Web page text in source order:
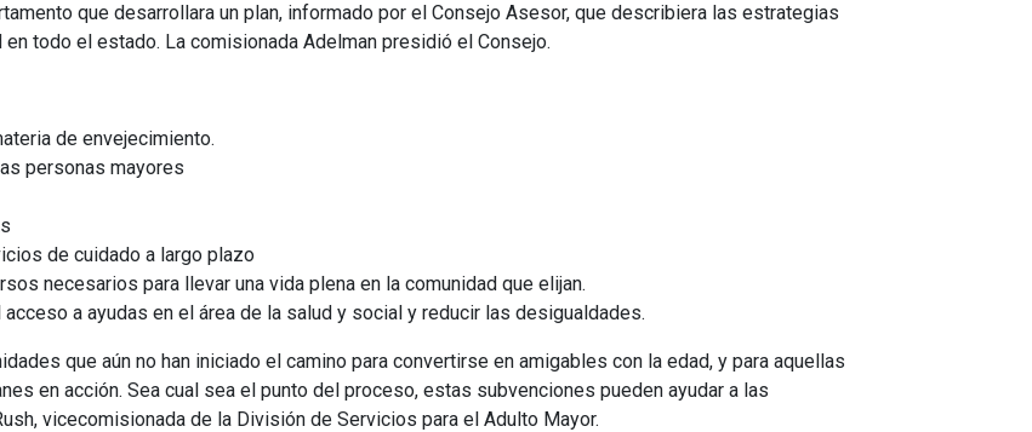
que desarrollara un plan, informado por el Consejo Asesor, que describiera las estrategias
todo el estado. La comisionada Adelman presidió el Consejo.
de envejecimiento.
personas mayores
de cuidado a largo plazo
necesarios para llevar una vida plena en la comunidad que elijan.
a ayudas en el área de la salud y social y reducir las desigualdades.
que aún no han iniciado el camino para convertirse en amigables con la edad, y para aquellas
en acción. Sea cual sea el punto del proceso, estas subvenciones pueden ayudar a las
vicecomisionada de la División de Servicios para el Adulto Mayor.